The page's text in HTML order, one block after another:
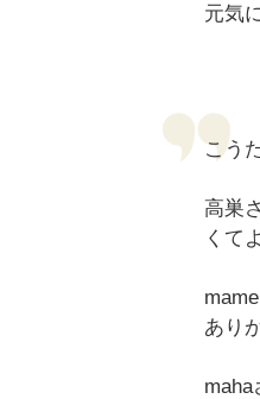
元気
こう
高巣
くて
あり